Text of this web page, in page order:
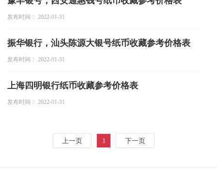
发布时间： 2022-01-31
振华银行，汕头陈源大银号纸币收藏参考价格表
发布时间： 2022-01-31
上海四明银行纸币收藏参考价格表
发布时间： 2022-01-31
上一页 1 下一页